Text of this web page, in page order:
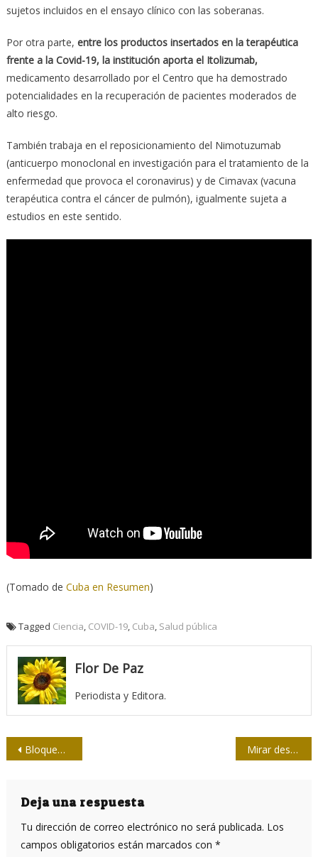
sujetos incluidos en el ensayo clínico con las soberanas.
Por otra parte, entre los productos insertados en la terapéutica
frente a la Covid-19, la institución aporta el Itolizumab,
medicamento desarrollado por el Centro que ha demostrado
potencialidades en la recuperación de pacientes moderados de
alto riesgo.
También trabaja en el reposicionamiento del Nimotuzumab
(anticuerpo monoclonal en investigación para el tratamiento de la
enfermedad que provoca el coronavirus) y de Cimavax (vacuna
terapéutica contra el cáncer de pulmón), igualmente sujeta a
estudios en este sentido.
(Tomado de Cuba en Resumen)
Tagged Ciencia COVID-19, Cuba Salud pública
Flor De Paz
Periodista y Editora.
Navegación
entradas
Bloqueo impide presencia natural de Cuba en Internet Mirar despierto los sueños de Mella
Deja una respuesta
Tu dirección de correo electrónico no será publicada. Los
campos obligatorios están marcados con *